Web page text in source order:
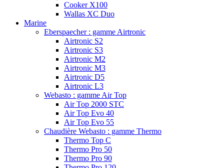
Cooker X100
Wallas XC Duo
Marine
Eberspaecher : gamme Airtronic
Airtronic S2
Airtronic S3
Airtronic M2
Airtronic M3
Airtronic D5
Airtronic L3
Webasto : gamme Air Top
Air Top 2000 STC
Air Top Evo 40
Air Top Evo 55
Chaudière Webasto : gamme Thermo
Thermo Top C
Thermo Pro 50
Thermo Pro 90